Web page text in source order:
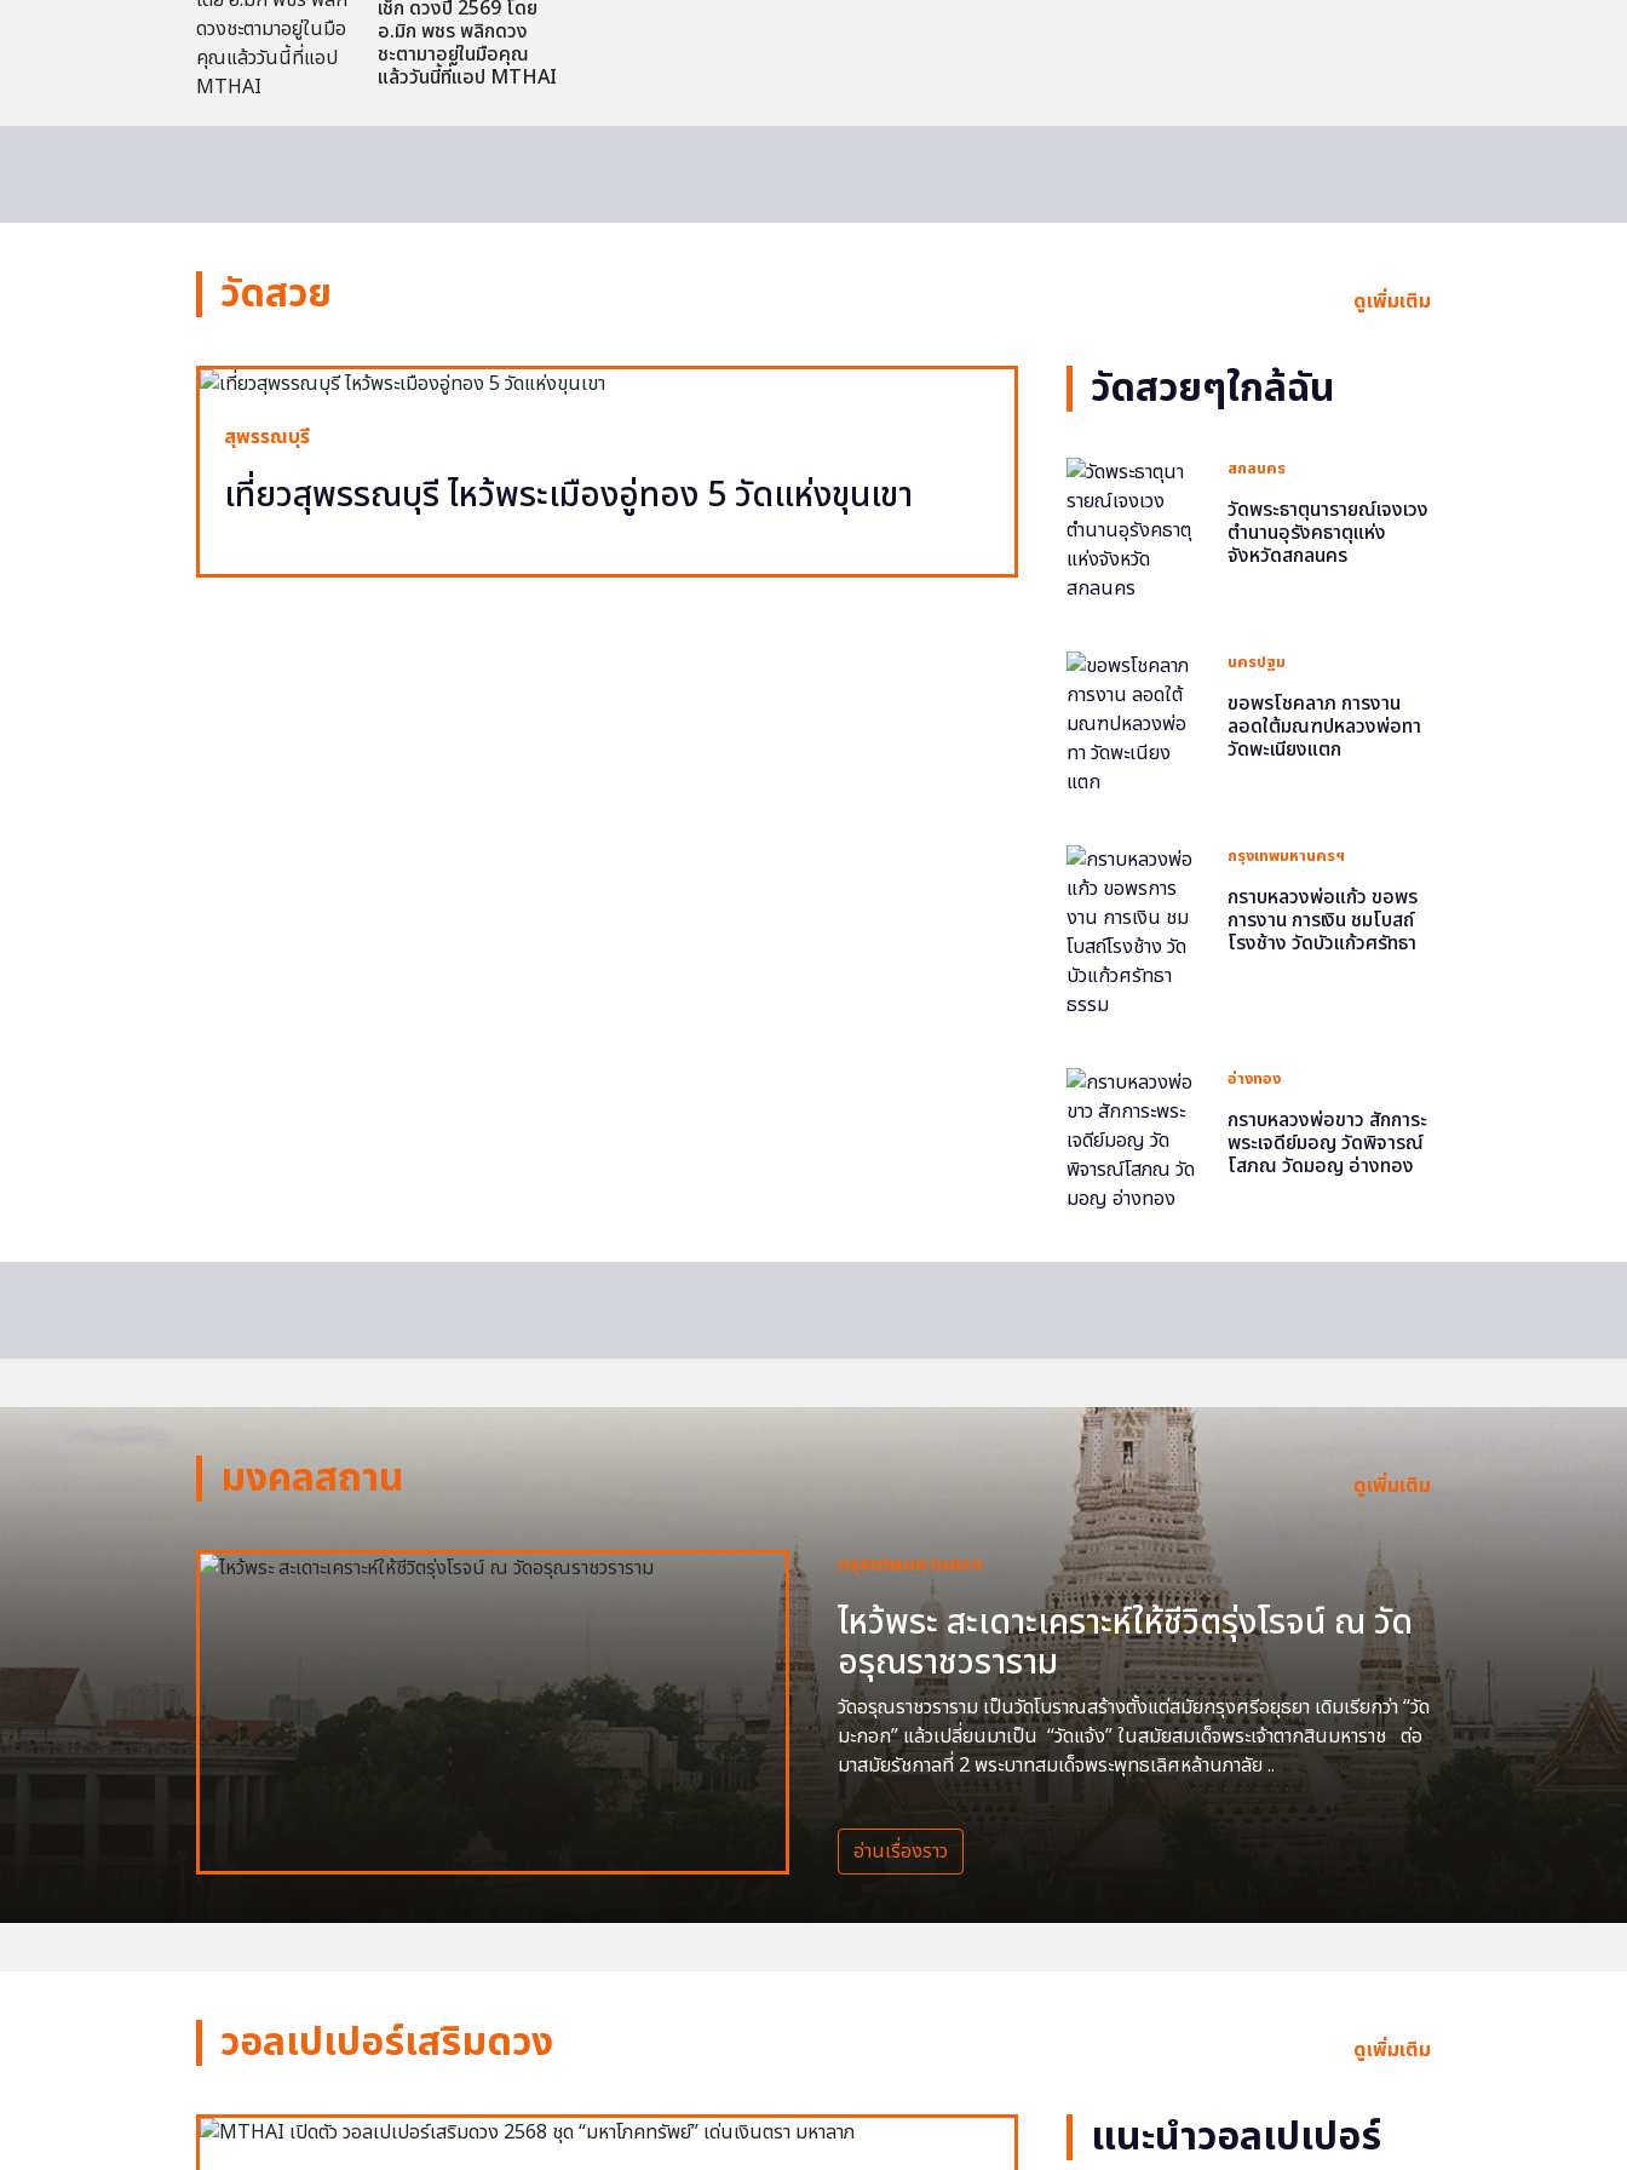
เช็ก ดวงปี 2569 โดย
อ.มิก พชร พลิกดวง
ชะตามาอยู่ในมือคุณ
แล้ววันนี้ที่แอป MTHAI
วัดสวย ดูเพิ่มเติม
สุพรรณบุรี
เที่ยวสุพรรณบุรี ไหว้พระเมืองอู่ทอง 5 วัดแห่งขุนเขา
วัดสวยๆใกล้ฉัน
สกลนคร
วัดพระธาตุนารายณ์เจงเวง
ตำนานอุรังคธาตุแห่ง
จังหวัดสกลนคร
นครปฐม
ขอพรโชคลาภ การงาน
ลอดใต้มณฑปหลวงพ่อทา
วัดพะเนียงแตก
กรุงเทพมหานครฯ
กราบหลวงพ่อแก้ว ขอพร
การงาน การเงิน ชมโบสถ์
โรงช้าง วัดบัวแก้วศรัทธา
อ่างทอง
กราบหลวงพ่อขาว สักการะ
พระเจดีย์มอญ วัดพิจารณ์
โสภณ วัดมอญ อ่างทอง
มงคลสถาน ดูเพิ่มเติม
กรุงเทพมหานครฯ
ไหว้พระ สะเดาะเคราะห์ให้ชีวิตรุ่งโรจน์ ณ วัด
อรุณราชวราราม
วัดอรุณราชวราราม เป็นวัดโบราณสร้างตั้งแต่สมัยกรุงศรีอยุธยา เดิมเรียกว่า “วัด
มะกอก” แล้วเปลี่ยนมาเป็น “วัดแจ้ง” ในสมัยสมเด็จพระเจ้าตากสินมหาราช ต่อ
มาสมัยรัชกาลที่ 2 พระบาทสมเด็จพระพุทธเลิศหล้านภาลัย ..
อ่านเรื่องราว
วอลเปเปอร์เสริมดวง ดูเพิ่มเติม
แนะนำวอลเปเปอร์